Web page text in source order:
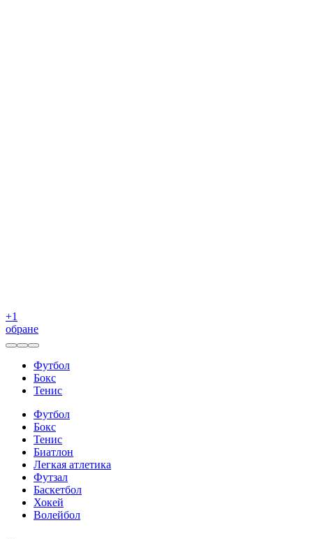
+1
обране
Футбол
Бокс
Тенис
Футбол
Бокс
Тенис
Биатлон
Легкая атлетика
Футзал
Баскетбол
Хокей
Волейбол